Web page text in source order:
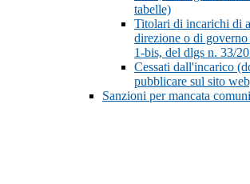
tabelle)
Titolari di incarichi di
direzione o di
1-bis, del dlgs n. 33/
Cessati dall'incarico
pubblicare sul sito
Sanzioni per mancata